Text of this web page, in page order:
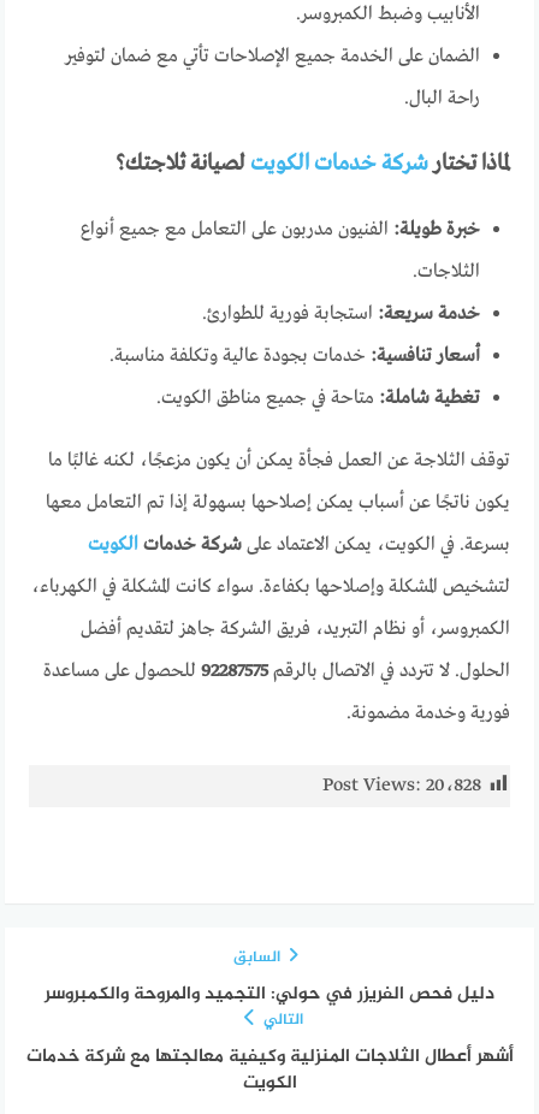
الأنابيب وضبط الكمبروسر.
الضمان على الخدمة جميع الإصلاحات تأتي مع ضمان لتوفير
راحة البال.
لماذا تختارشركة خدمات الكويت لصيانة ثلاجتك؟
خبرة طويلة: الفنيون مدربون على التعامل مع جميع أنواع
الثلاجات.
خدمة سريعة: استجابة فورية للطوارئ.
أسعار تنافسية: خدمات بجودة عالية وتكلفة مناسبة.
تغطية شاملة: متاحة في جميع مناطق الكويت.
توقف الثلاجة عن العمل فجأة يمكن أن يكون مزعجًا، لكنه غالبًا ما
يكون ناتجًا عن أسباب يمكن إصلاحها بسهولة إذا تم التعامل معها
بسرعة. في الكويت، يمكن الاعتماد علىشركة خدماتالكويت
لتشخيص المشكلة وإصلاحها بكفاءة. سواء كانت المشكلة في الكهرباء،
الكمبروسر، أو نظام التبريد، فريق الشركة جاهز لتقديم أفضل
الحلول. لا تتردد في الاتصال بالرقم92287575 للحصول على مساعدة
فورية وخدمة مضمونة.
Post Views: 20٬828
السابق
دليل فحص الفريزر في حولي: التجميد والمروحة والكمبروسر
التالي
أشهر أعطال الثلاجات المنزلية وكيفية معالجتها مع شركة خدمات
الكويت